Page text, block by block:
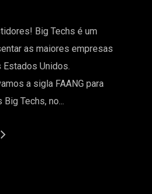
Big Techs é um
as maiores empresas
Unidos.
a sigla FAANG para
Techs, no...